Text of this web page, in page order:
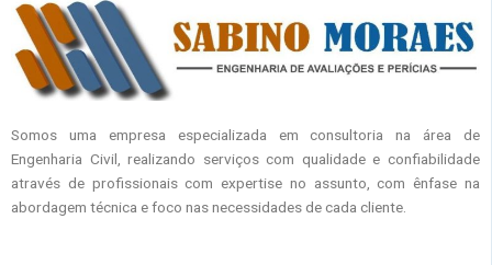
Somos uma empresa especializada em consultoria na área de
Engenharia Civil, realizando serviços com qualidade e confiabilidade
através de profissionais com expertise no assunto, com ênfase na
abordagem técnica e foco nas necessidades de cada cliente.